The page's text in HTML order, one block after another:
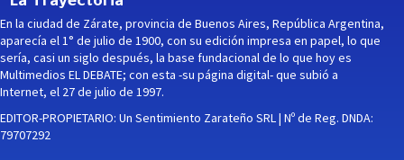
En la ciudad de Zárate, provincia de Buenos Aires, República Argentina,
aparecía el 1° de julio de 1900, con su edición impresa en papel, lo que
sería, casi un siglo después, la base fundacional de lo que hoy es
Multimedios EL DEBATE; con esta -su página digital- que subió a
Internet, el 27 de julio de 1997.
EDITOR-PROPIETARIO: Un Sentimiento Zarateño SRL | Nº de Reg. DNDA:
79707292